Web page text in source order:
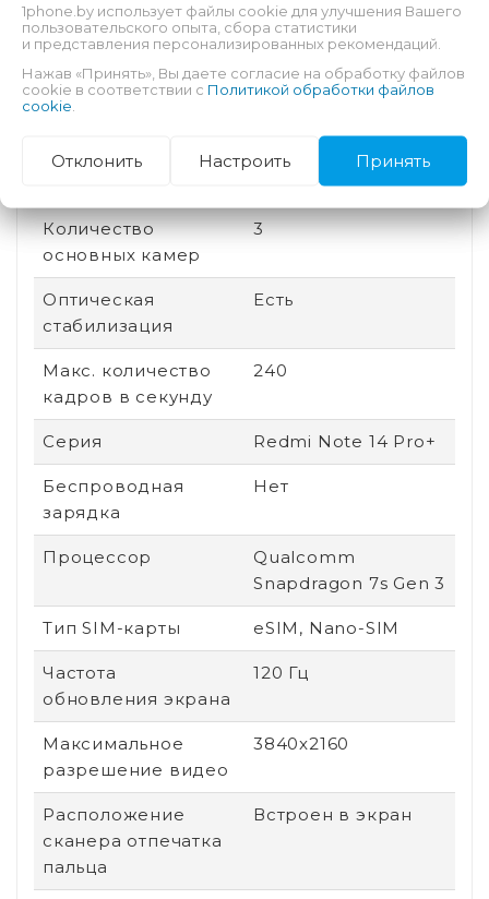
сторон
Дата выхода 2025
Быстрая зарядка
Количество ядер
8
Количество
основных камер
3
Оптическая
стабилизация
Есть
Макс. количество
кадров в секунду
240
Серия Redmi Note 14 Pro+
Беспроводная
зарядка
Нет
Процессор
Qualcomm
Snapdragon 7s Gen 3
Тип SIM-карты eSIM, Nano-SIM
Частота
обновления экрана
120 Гц
Максимальное
разрешение видео
3840x2160
Расположение
сканера отпечатка
пальца
Встроен в экран
1phone.by использует файлы cookie для улучшения Вашего
пользовательского опыта, сбора статистики
и представления персонализированных рекомендаций.
Нажав «Принять», Вы даете согласие на обработку файлов
cookie в соответствии с Политикой обработки файлов
cookie
Отклонить Настроить Принять